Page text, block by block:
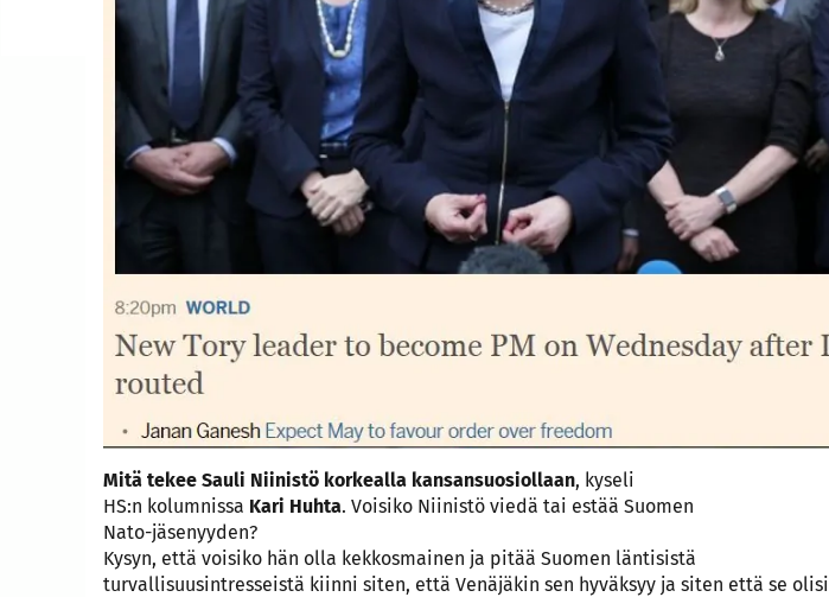
Mitä tekee Sauli Niinistö korkealla kansansuosiollaan, kyseli
HS:n kolumnissa Kari Huhta. Voisiko Niinistö viedä tai estää Suomen
Nato-jäsenyyden?
Kysyn, että voisiko hän olla kekkosmainen ja pitää Suomen läntisistä
turvallisuusintresseistä kiinni siten, että Venäjäkin sen hyväksyy ja siten että se olisi